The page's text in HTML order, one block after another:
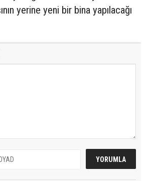
yerine yeni bir bina yapılacağı